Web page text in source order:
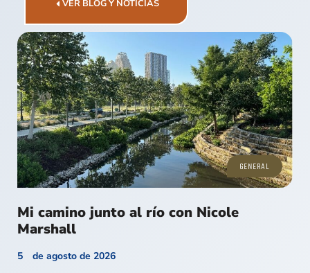
VER BLOG Y NOTICIAS
GENERAL
Mi camino junto al río con Nicole
Marshall
5 de agosto de 2026